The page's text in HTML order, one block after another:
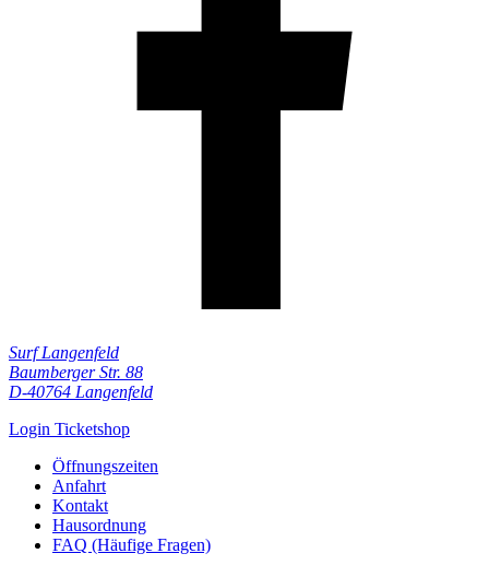
Surf Langenfeld
Baumberger Str. 88
D-40764 Langenfeld
Login Ticketshop
Öffnungszeiten
Anfahrt
Kontakt
Hausordnung
FAQ (Häufige Fragen)